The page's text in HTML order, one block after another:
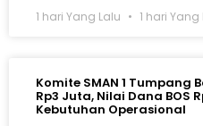
1 hari Yang Lalu 1 hari Yang
Komite SMAN 1 Tumpang
Rp3 Juta, Nilai Dana BOS
Kebutuhan Operasional